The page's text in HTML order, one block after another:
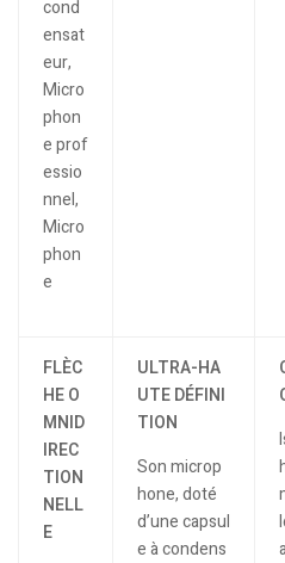
FLÈC
HE O
MNID
IREC
TION
NELL
E
ULTRA-HA
UTE DÉFINI
TION
Son microp
hone, doté
d’une capsul
e à condens